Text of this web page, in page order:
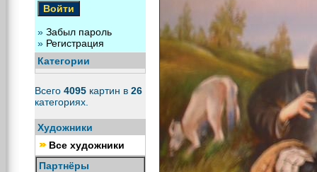
» Забыл пароль
» Регистрация
Категории
Всего 4095 картин в 26
категориях.
Художники
Все художники
Партнёры